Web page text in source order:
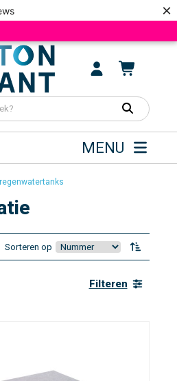
×
MENU
Sorteren op
Filteren